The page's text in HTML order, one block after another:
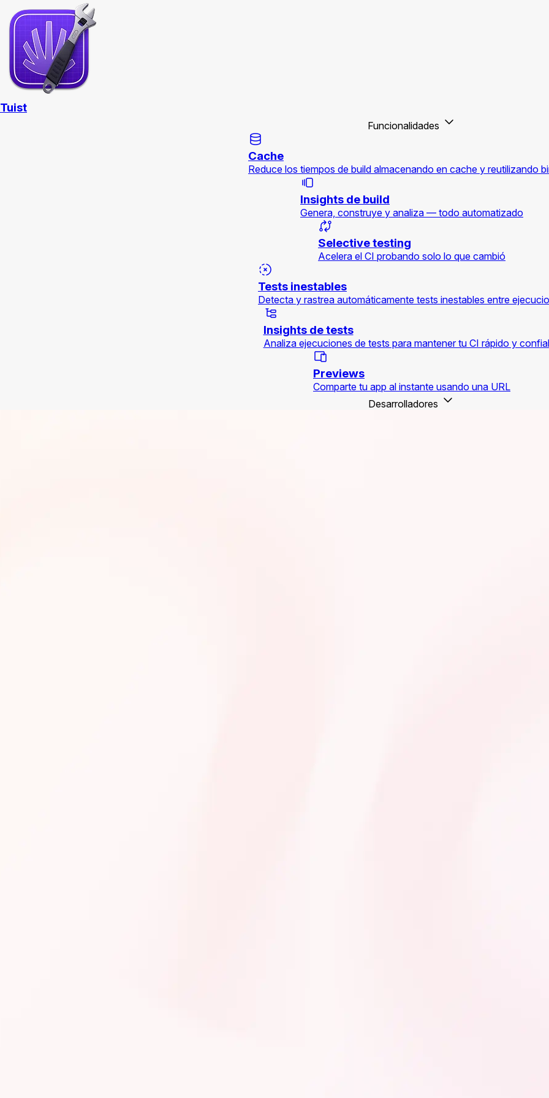
Tuist
Funcionalidades
Cache
Reduce los tiempos de build almacenando en cache y reutilizando
Insights de build
Genera, construye y analiza — todo automatizado
Selective testing
Acelera el CI probando solo lo que cambió
Tests inestables
Detecta y rastrea automáticamente tests inestables entre
Insights de tests
Analiza ejecuciones de tests para mantener tu CI rápido y
Previews
Comparte tu app al instante usando una URL
Desarrolladores